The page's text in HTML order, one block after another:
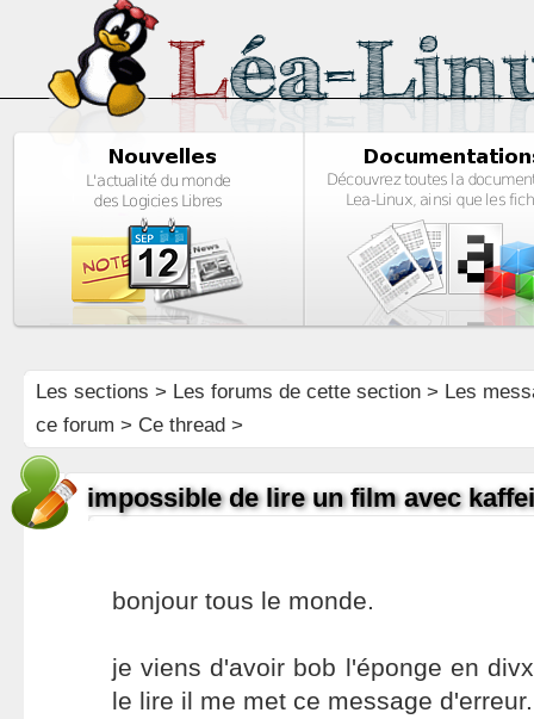
Les sections > Les forums de cette section> Les
ce forum > Ce thread >
impossible de lire un film avec
bonjour tous le monde.
je viens d'avoir bob l'éponge en
le lire il me met ce message d'erreur.